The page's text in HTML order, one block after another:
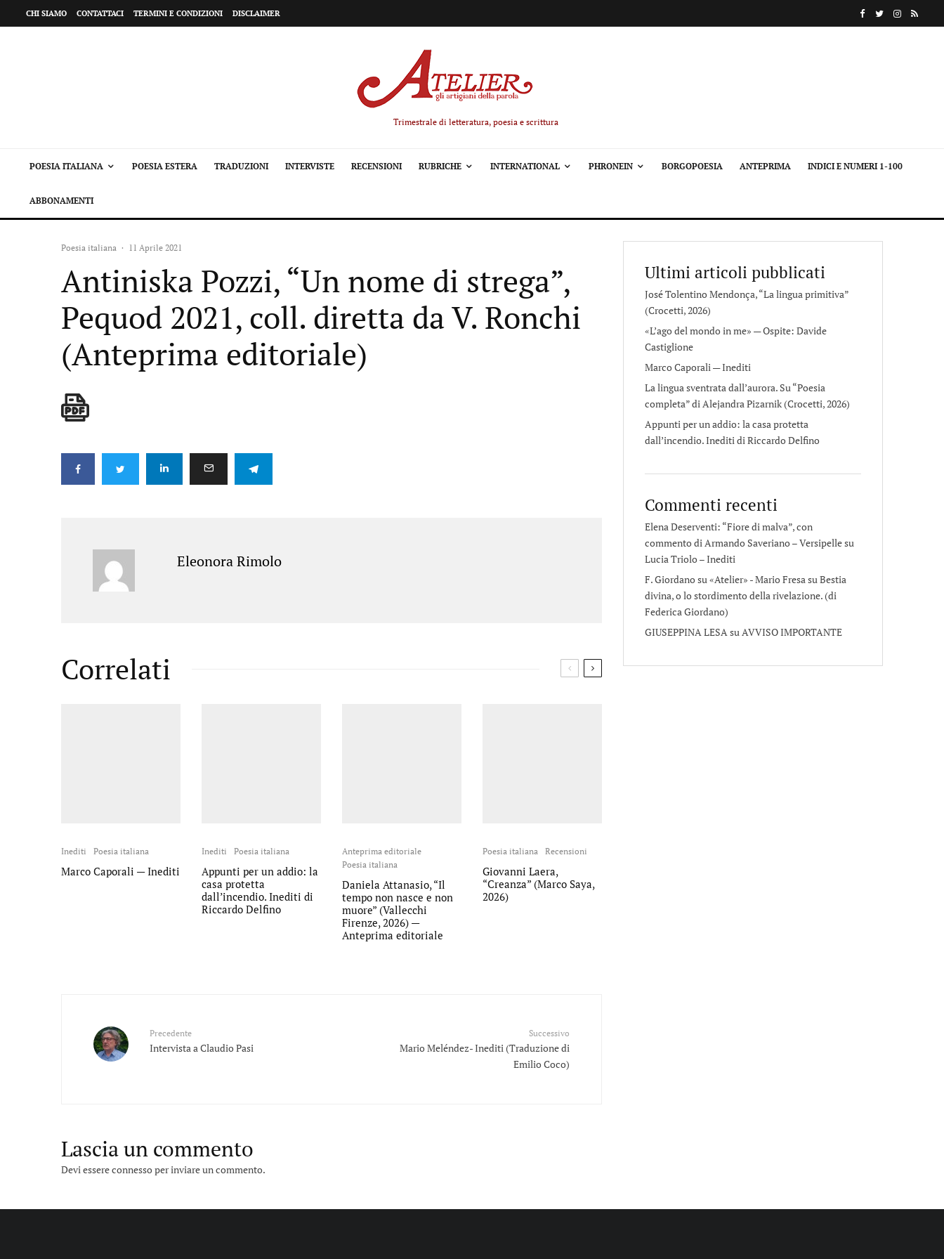
CHI SIAMO CONTATTACI TERMINI E CONDIZIONI DISCLAIMER
Trimestrale di letteratura, poesia e scrittura
POESIA ITALIANA POESIA ESTERA TRADUZIONI INTERVISTE RECENSIONI RUBRICHE INTERNATIONAL PHRONEIN BORGOPOESIA ANTEPRIMA INDICI E NUMERI 1-100
ABBONAMENTI
Poesia italiana · 11 Aprile 2021
Antiniska Pozzi, “Un nome di strega”,
Pequod 2021, coll. diretta da V. Ronchi
(Anteprima editoriale)
Eleonora Rimolo
Correlati
Inediti Poesia italiana
Marco Caporali — Inediti
Inediti Poesia italiana
Appunti per un addio: la
casa protetta
dall’incendio. Inediti di
Riccardo Delfino
Anteprima editoriale
Poesia italiana
Daniela Attanasio, “Il
tempo non nasce e non
muore” (Vallecchi
Firenze, 2026) —
Anteprima editoriale
Poesia italiana Recensioni
Giovanni Laera,
“Creanza” (Marco Saya,
2026)
Precedente
Intervista a Claudio Pasi
Successivo
Mario Meléndez- Inediti (Traduzione di
Emilio Coco)
Lascia un commento
Devi essereconnessoper inviare un commento.
Ultimi articoli pubblicati
José Tolentino Mendonça, “La lingua primitiva”
(Crocetti, 2026)
«L’ago del mondo in me» — Ospite: Davide
Castiglione
Marco Caporali — Inediti
La lingua sventrata dall’aurora. Su “Poesia
completa” di Alejandra Pizarnik (Crocetti, 2026)
Appunti per un addio: la casa protetta
dall’incendio. Inediti di Riccardo Delfino
Commenti recenti
Elena Deserventi: “Fiore di malva”, con
commento di Armando Saveriano – Versipellesu
Lucia Triolo – Inediti
F. Giordano su «Atelier» - Mario FresasuBestia
divina, o lo stordimento della rivelazione. (di
Federica Giordano)
GIUSEPPINA LESAsuAVVISO IMPORTANTE